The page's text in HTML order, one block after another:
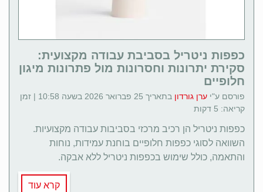
כפפות ניטריל בסביבת עבודה מקצועית:
סקירת יתרונות וחסרונות מול פתרונות מיגון
חלופיים
פורסם ע"י ערן גורדון
בתאריך 25 פברואר 2026 בשעה 10:58 | זמן
קריאה: 5 דקות
כפפות ניטריל הן רכיב מרכזי בסביבות עבודה מקצועיות.
השוואה לסוגי כפפות חלופיים בוחנת עמידות, נוחות
והתאמה, כולל שימוש בכפפות ניטריל ללא אבקה.
קרא עוד